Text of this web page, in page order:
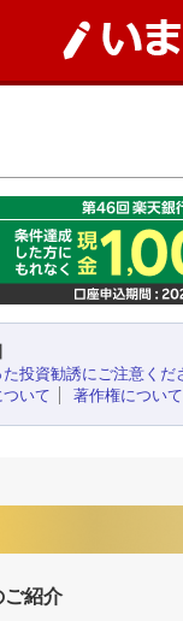
た投資勧誘にご注意くだ
いて
著作権について
ご紹介